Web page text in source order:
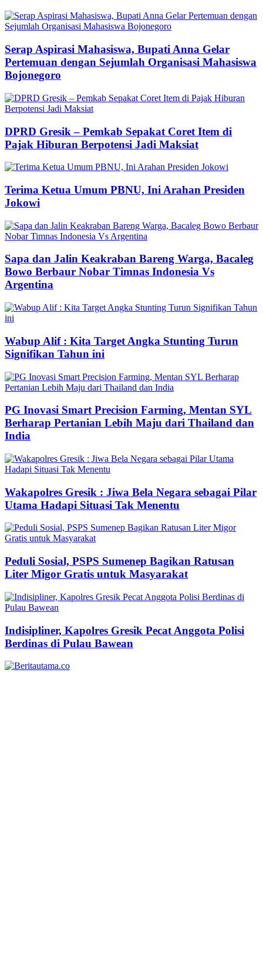
Serap Aspirasi Mahasiswa, Bupati Anna Gelar
Pertemuan dengan Sejumlah Organisasi Mahasiswa
Bojonegoro
DPRD Gresik – Pemkab Sepakat Coret Item di
Pajak Hiburan Berpotensi Jadi Maksiat
Terima Ketua Umum PBNU, Ini Arahan Presiden
Jokowi
Sapa dan Jalin Keakraban Bareng Warga, Bacaleg
Bowo Berbaur Nobar Timnas Indonesia Vs
Argentina
Wabup Alif : Kita Target Angka Stunting Turun
Signifikan Tahun ini
PG Inovasi Smart Precision Farming, Mentan SYL
Berharap Pertanian Lebih Maju dari Thailand dan
India
Wakapolres Gresik : Jiwa Bela Negara sebagai Pilar
Utama Hadapi Situasi Tak Menentu
Peduli Sosial, PSPS Sumenep Bagikan Ratusan
Liter Migor Gratis untuk Masyarakat
Indisipliner, Kapolres Gresik Pecat Anggota Polisi
Berdinas di Pulau Bawean